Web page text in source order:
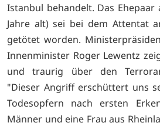
Istanbul behandelt. Das Ehepaar
Jahre alt) sei bei dem Attentat
getötet worden.
Innenminister Roger Lewentz
und traurig über den
"Dieser Angriff erschüttert uns
Todesopfern nach ersten
Männer und eine Frau aus